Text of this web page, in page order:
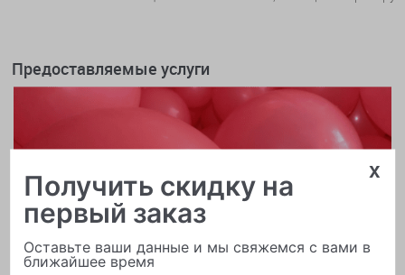
Предоставляемые услуги
x
Получить скидку на
первый заказ
Оставьте ваши данные и мы свяжемся с вами в
ближайшее время